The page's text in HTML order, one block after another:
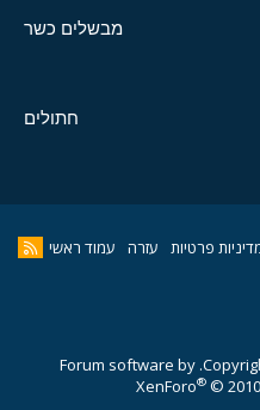
מבשלים כשר
חתולים
פרטיות עזרה עמוד ראשי
Forum software by
XenForo® ©